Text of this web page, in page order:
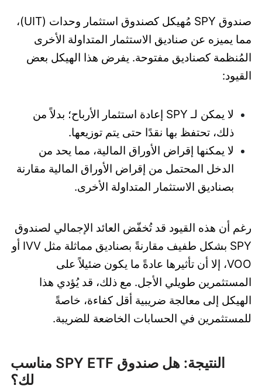
صندوق SPY مُهيكل كصندوق استثمار وحدات (UIT)،
مما يميزه عن صناديق الاستثمار المتداولة الأخرى
المُنظمة كصناديق مفتوحة. يفرض هذا الهيكل بعض
القيود:
لا يمكن لـ SPY إعادة استثمار الأرباح؛ بدلاً من
ذلك، تحتفظ بها نقدًا حتى يتم توزيعها.
لا يمكنها إقراض الأوراق المالية، مما يحد من
الدخل المحتمل من إقراض الأوراق المالية مقارنة
بصناديق الاستثمار المتداولة الأخرى.
رغم أن هذه القيود قد تُخفّض العائد الإجمالي لصندوق
SPY بشكل طفيف مقارنةً بصناديق مماثلة مثل IVV أو
VOO، إلا أن تأثيرها عادةً ما يكون ضئيلاً على
المستثمرين طويلي الأجل. مع ذلك، قد يُؤدي هذا
الهيكل إلى معالجة ضريبية أقل كفاءة، خاصةً
للمستثمرين في الحسابات الخاضعة للضريبة.
النتيجة: هل صندوق SPY ETF مناسب
لك؟